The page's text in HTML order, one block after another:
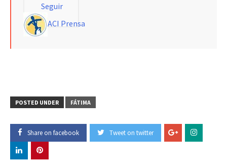
Seguir
ACI Prensa
POSTED UNDER FÁTIMA
Share on facebook Tweet on twitter